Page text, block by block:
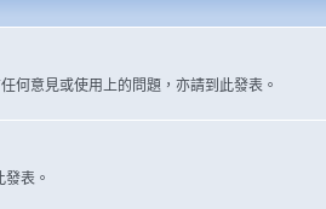
何意見或使用上的問題，亦請到此發表。
表。